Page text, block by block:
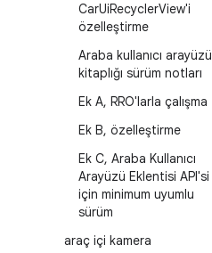
CarUiRecyclerView'i
özelleştirme
Araba kullanıcı arayüzü
kitaplığı sürüm notları
Ek A, RRO'larla çalışma
Ek B, özelleştirme
Ek C, Araba Kullanıcı
Arayüzü Eklentisi API'si
için minimum uyumlu
sürüm
araç içi kamera